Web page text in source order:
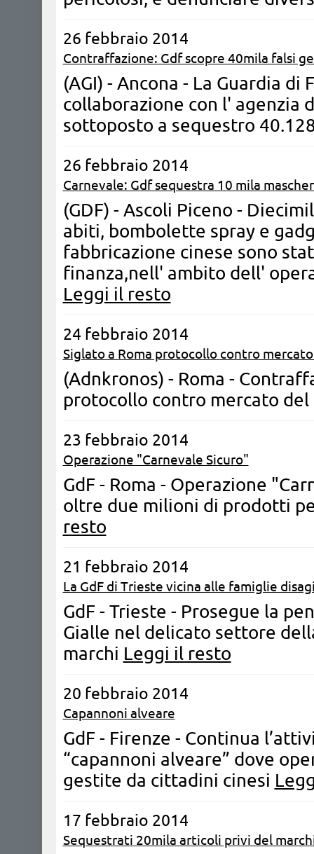
26 febbraio 2014
Contraffazione: Gdf scopre 40mila falsi
(AGI) - Ancona - La Guardia di
collaborazione con l' agenzia
sottoposto a sequestro
26 febbraio 2014
Carnevale: Gdf sequestra 10 mila
(GDF) - Ascoli Piceno -
abiti, bombolette spray e
fabbricazione cinese sono
finanza,nell' ambito dell'
Leggi il resto
24 febbraio 2014
Siglato a Roma protocollo contro
(Adnkronos) - Roma -
protocollo contro mercato
23 febbraio 2014
Operazione "Carnevale Sicuro"
GdF - Roma - Operazione
oltre due milioni di prodotti
resto
21 febbraio 2014
La GdF di Trieste vicina alle famiglie
GdF - Trieste - Prosegue la
Gialle nel delicato settore
marchi Leggi il resto
20 febbraio 2014
Capannoni alveare
GdF - Firenze - Continua
“capannoni alveare” dove
gestite da cittadini cinesi
17 febbraio 2014
Sequestrati 20mila articoli privi del